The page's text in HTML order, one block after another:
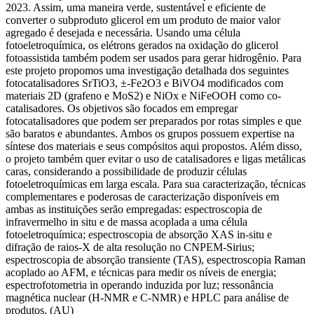
2023. Assim, uma maneira verde, sustentável e eficiente de
converter o subproduto glicerol em um produto de maior valor
agregado é desejada e necessária. Usando uma célula
fotoeletroquímica, os elétrons gerados na oxidação do glicerol
fotoassistida também podem ser usados para gerar hidrogênio. Para
este projeto propomos uma investigação detalhada dos seguintes
fotocatalisadores SrTiO3, ±-Fe2O3 e BiVO4 modificados com
materiais 2D (grafeno e MoS2) e NiOx e NiFeOOH como co-
catalisadores. Os objetivos são focados em empregar
fotocatalisadores que podem ser preparados por rotas simples e que
são baratos e abundantes. Ambos os grupos possuem expertise na
síntese dos materiais e seus compósitos aqui propostos. Além disso,
o projeto também quer evitar o uso de catalisadores e ligas metálicas
caras, considerando a possibilidade de produzir células
fotoeletroquímicas em larga escala. Para sua caracterização, técnicas
complementares e poderosas de caracterização disponíveis em
ambas as instituições serão empregadas: espectroscopia de
infravermelho in situ e de massa acoplada a uma célula
fotoeletroquímica; espectroscopia de absorção XAS in-situ e
difração de raios-X de alta resolução no CNPEM-Sirius;
espectroscopia de absorção transiente (TAS), espectroscopia Raman
acoplado ao AFM, e técnicas para medir os níveis de energia;
espectrofotometria in operando induzida por luz; ressonância
magnética nuclear (H-NMR e C-NMR) e HPLC para análise de
produtos. (AU)